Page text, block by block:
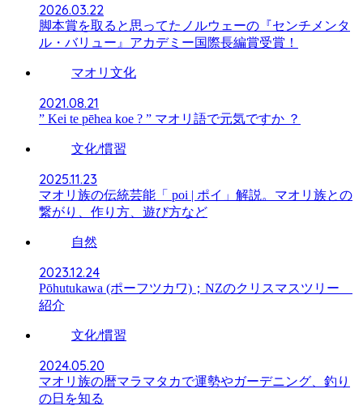
2026.03.22
脚本賞を取ると思ってたノルウェーの『センチメンタ
ル・バリュー』アカデミー国際長編賞受賞！
マオリ文化
2021.08.21
” Kei te pēhea koe ? ” マオリ語で元気ですか ？
文化/慣習
2025.11.23
マオリ族の伝統芸能「 poi | ポイ」解説。マオリ族との
繋がり、作り方、遊び方など
自然
2023.12.24
Pōhutukawa (ポーフツカワ)；NZのクリスマスツリー
紹介
文化/慣習
2024.05.20
マオリ族の暦マラマタカで運勢やガーデニング、釣り
の日を知る